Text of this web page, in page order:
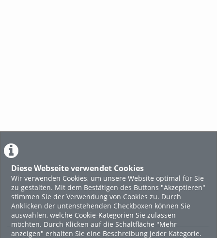
Diese Webseite verwendet Cookies
Wir verwenden Cookies, um unsere Website optimal für Sie
zu gestalten. Mit dem Bestätigen des Buttons "Akzeptieren"
stimmen Sie der Verwendung von Cookies zu. Durch
Anklicken der untenstehenden Checkboxen können Sie
auswählen, welche Cookie-Kategorien Sie zulassen
möchten. Durch Klicken auf die Schaltfläche "Mehr
anzeigen" erhalten Sie eine Beschreibung jeder Kategorie.